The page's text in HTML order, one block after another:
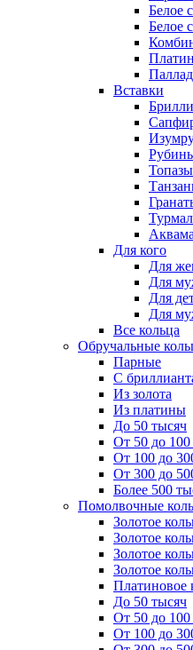
Белое
Белое
Вставки
Топазы
Для кого
Для
Для
Для
Для
Все кольца
Обручальные
Парные
С
Из золота
Из платины
До 50 тысяч
От 50 до 100
От 100 до
От 300 до
Более 500
Помолвочные
Золотое
Золотое
Золотое
Золотое
Платиновое
До 50 тысяч
От 50 до 100
От 100 до